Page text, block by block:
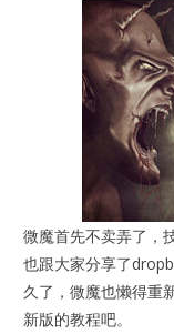
微魔首先不卖弄了，
也跟大家分享了
久了，微魔也懒得重
新版的教程吧。